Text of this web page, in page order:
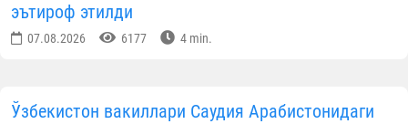
эътироф этилди
07.08.2026 6177 4 min.
Ўзбекистон вакиллари Саудия Арабистонидаги